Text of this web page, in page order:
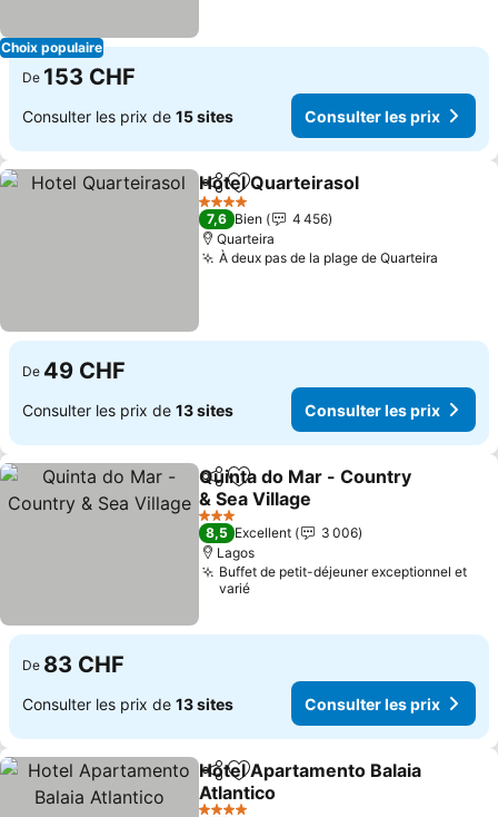
Choix populaire
De 153 CHF
Consulter les prix de 15 sites Consulter les prix
PartagerAjouter à mes favoris
Hotel Quarteirasol
4 Étoiles
7,6 Bien
4 456
Quarteira
À deux pas de la plage de Quarteira
De 49 CHF
Consulter les prix de 13 sites Consulter les prix
PartagerAjouter à mes favoris
Quinta do Mar - Country
& Sea Village
Consulter les prix
3 Étoiles
8,5 Excellent
3 006
Lagos
Buffet de petit-déjeuner exceptionnel et
varié
De 83 CHF
Consulter les prix de 13 sites Consulter les prix
PartagerAjouter à mes favoris
Hotel Apartamento Balaia
Atlantico